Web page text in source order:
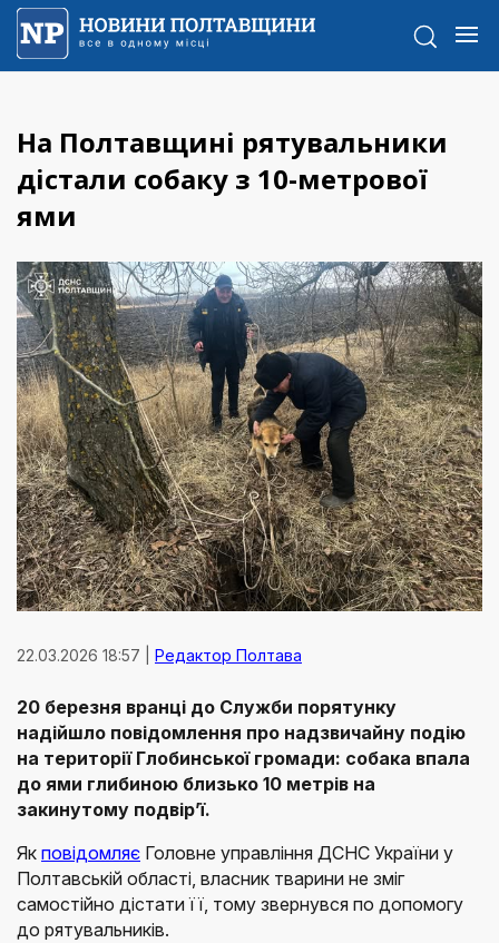
На Полтавщині рятувальники
дістали собаку з 10-метрової
ями
22.03.2026 18:57 | Редактор Полтава
20 березня вранці до Служби порятунку
надійшло повідомлення про надзвичайну подію
на території Глобинської громади: собака впала
до ями глибиною близько 10 метрів на
закинутому подвір’ї.
Як повідомляє Головне управління ДСНС України у
Полтавській області, власник тварини не зміг
самостійно дістати її, тому звернувся по допомогу
до рятувальників.